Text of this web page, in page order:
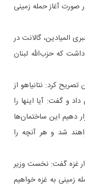
صورت آغاز حمله زمینی
المیادین، گالانت در
داشت که حزب‌الله لبنان
کرد: نتانیاهو از
و گفت: آیا اینها را
دهیم این ساختمان‌ها
شد و هر آنچه را
غزه گفت: نخست وزیر
زمینی به غزه خواهیم